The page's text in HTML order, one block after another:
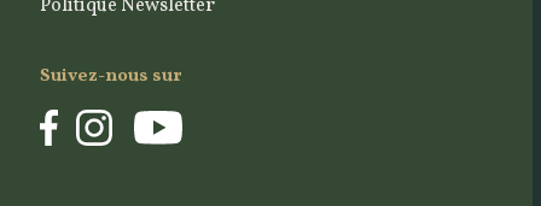
Politique Newsletter
Suivez-nous sur